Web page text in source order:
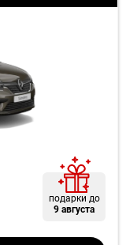
подарки до
9 августа